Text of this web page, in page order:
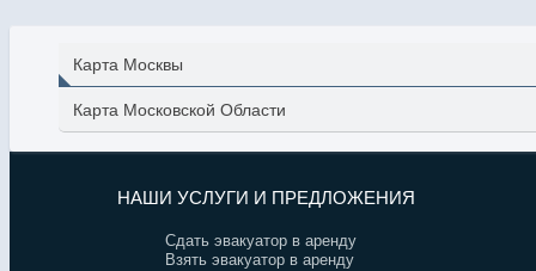
Карта Москвы
Карта Московской Области
НАШИ УСЛУГИ И ПРЕДЛОЖЕНИЯ
Сдать эвакуатор в аренду
Взять эвакуатор в аренду